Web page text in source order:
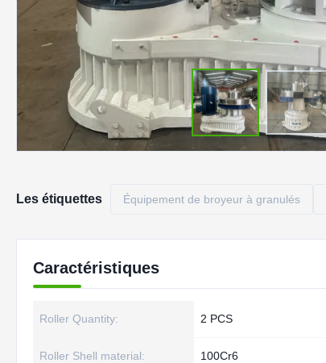
Les étiquettes Équipement de broyeur à granulés
Caractéristiques
Roller Quantity: 2 PCS
Roller Shell material: 100Cr6